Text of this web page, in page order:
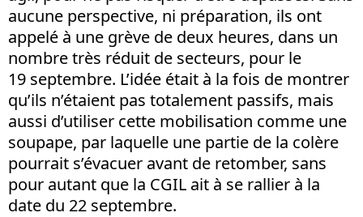
aucune perspective, ni préparation, ils ont
appelé à une grève de deux heures, dans un
nombre très réduit de secteurs, pour le
19 septembre. L’idée était à la fois de montrer
qu’ils n’étaient pas totalement passifs, mais
aussi d’utiliser cette mobilisation comme une
soupape, par laquelle une partie de la colère
pourrait s’évacuer avant de retomber, sans
pour autant que la CGIL ait à se rallier à la
date du 22 septembre.